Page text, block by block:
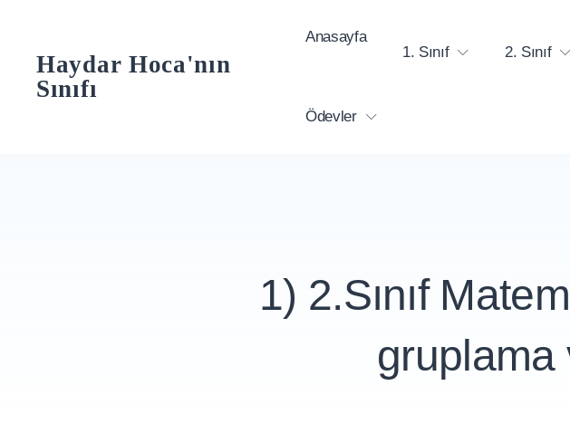
contentHaydar Hoca'nın
Sınıfı
Anasayfa
1. Sınıf
2. Sınıf
Ödevler
1) 2.Sınıf
gruplama